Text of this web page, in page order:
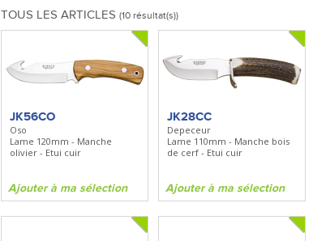
TOUS LES ARTICLES (10 résultat(s))
JK56CO
Oso
Lame 120mm - Manche
olivier - Etui cuir
Ajouter à ma sélection
JK28CC
Depeceur
Lame 110mm - Manche bois
de cerf - Etui cuir
Ajouter à ma sélection